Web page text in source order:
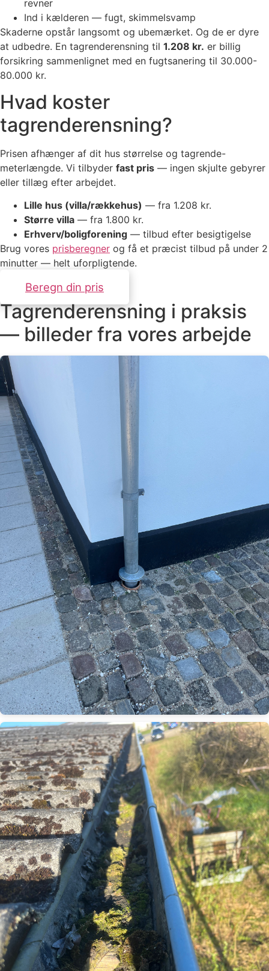
revner
Ind i kælderen — fugt, skimmelsvamp
Skaderne opstår langsomt og ubemærket. Og de er dyre
at udbedre. En tagrenderensning til 1.208 kr. er billig
forsikring sammenlignet med en fugtsanering til 30.000-
80.000 kr.
Hvad koster
tagrenderensning?
Prisen afhænger af dit hus størrelse og tagrende-
meterlængde. Vi tilbyder fast pris — ingen skjulte gebyrer
eller tillæg efter arbejdet.
Lille hus (villa/rækkehus) — fra 1.208 kr.
Større villa — fra 1.800 kr.
Erhverv/boligforening — tilbud efter besigtigelse
Brug vores prisberegner og få et præcist tilbud på under 2
minutter — helt uforpligtende.
Beregn din pris
Tagrenderensning i praksis
— billeder fra vores arbejde